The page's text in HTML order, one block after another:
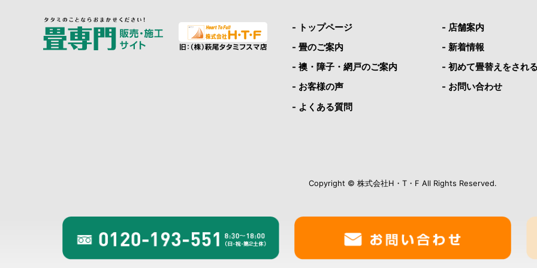
- トップページ
- 畳のご案内
- 襖・障子・網戸のご案内
- お客様の声
- よくある質問
- 店舗案内
- 新着情報
- 初めて畳替えをされ
- お問い合わせ
Copyright © 株式会社H・T・F All Rights Reserved.